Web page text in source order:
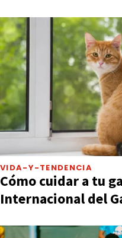
VIDA-Y-TENDENCIA
Cómo cuidar a tu
Internacional del